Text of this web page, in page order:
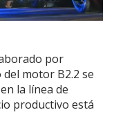
por
motor B2.2 se
la línea de
productivo está